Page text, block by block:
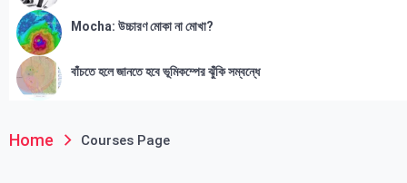
Mocha: উচ্চারণ মোকা না মোখা?
বাঁচতে হলে জানতে হবে ভূমিকম্পের ঝুঁকি সম্বন্ধে
Home Courses Page